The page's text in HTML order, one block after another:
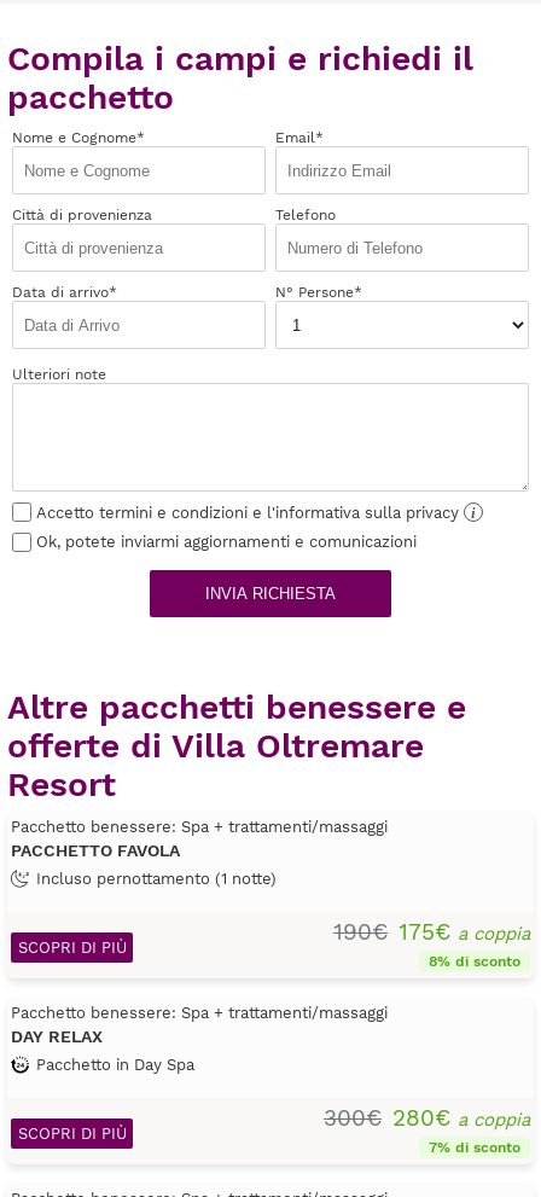
Compila i campi e richiedi il
pacchetto
Nome e Cognome* Email*
Città di provenienza Telefono
Data di arrivo* N° Persone*
Ulteriori note
Accetto termini e condizioni e l'informativa sulla privacy
i
Ok, potete inviarmi aggiornamenti e comunicazioni
INVIA RICHIESTA
Altre pacchetti benessere e
offerte di Villa Oltremare
Resort
Pacchetto benessere: Spa + trattamenti/massaggi
PACCHETTO FAVOLA
Incluso pernottamento (1 notte)
190€ 175€ a coppia
8% di sconto
SCOPRI DI PIÙ
Pacchetto benessere: Spa + trattamenti/massaggi
DAY RELAX
Pacchetto in Day Spa
300€ 280€ a coppia
7% di sconto
SCOPRI DI PIÙ